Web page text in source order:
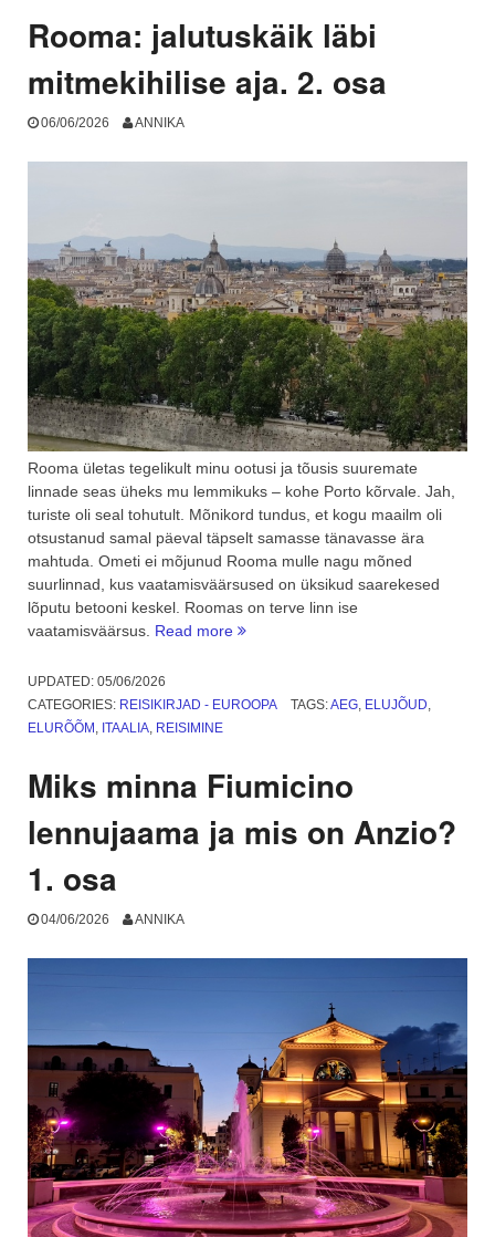
Rooma: jalutuskäik läbi
mitmekihilise aja. 2. osa
06/06/2026 ANNIKA
Rooma ületas tegelikult minu ootusi ja tõusis suuremate
linnade seas üheks mu lemmikuks – kohe Porto kõrvale. Jah,
turiste oli seal tohutult. Mõnikord tundus, et kogu maailm oli
otsustanud samal päeval täpselt samasse tänavasse ära
mahtuda. Ometi ei mõjunud Rooma mulle nagu mõned
suurlinnad, kus vaatamisväärsused on üksikud saarekesed
lõputu betooni keskel. Roomas on terve linn ise
vaatamisväärsus. Read more “Rooma:
mitmekihilise
UPDATED: 05/06/2026
CATEGORIES: REISIKIRJAD - EUROOPA TAGS:AEG, ELUJÕUD,
ELURÕÕM , ITAALIA, REISIMINE
Miks minna Fiumicino
lennujaama ja mis on Anzio?
1. osa
04/06/2026 ANNIKA